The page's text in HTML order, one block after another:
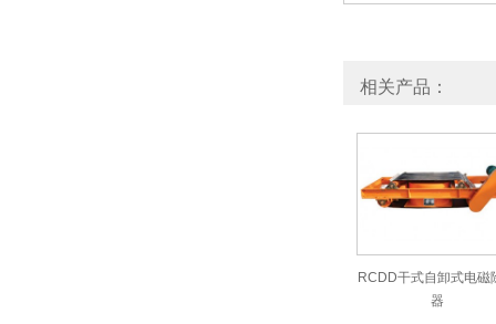
相关产品：
RCDD干式自卸式电磁
器